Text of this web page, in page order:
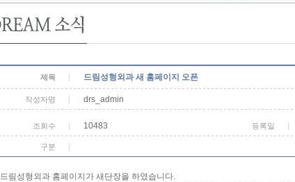
제목 드림성형외과 새 홈페이지 오픈
작성자명 drs_admin
조회수 10483 등록일
구분
드림성형외과 홈페이지가 새단장을 하였습니다.